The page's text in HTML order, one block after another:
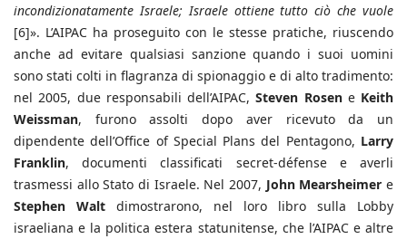
incondizionatamente Israele; Israele ottiene tutto ciò che vuole
[6]». L’AIPAC ha proseguito con le stesse pratiche, riuscendo
anche ad evitare qualsiasi sanzione quando i suoi uomini
sono stati colti in flagranza di spionaggio e di alto tradimento:
nel 2005, due responsabili dell’AIPAC,Steven Rosen e Keith
Weissman, furono assolti dopo aver ricevuto da un
dipendente dell’Office of Special Plans del Pentagono, Larry
Franklin, documenti classificati secret-défense e averli
trasmessi allo Stato di Israele. Nel 2007, John Mearsheimer e
Stephen Walt dimostrarono, nel loro libro sulla Lobby
israeliana e la politica estera statunitense, che l’AIPAC e altre